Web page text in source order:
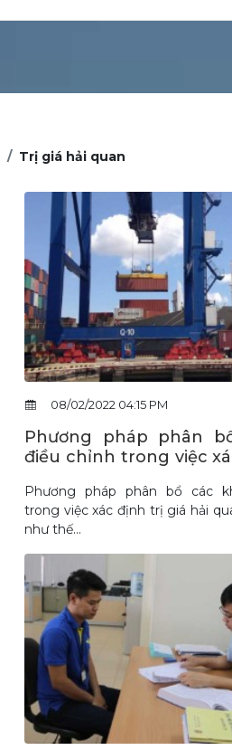
Trị giá hải quan
08/02/2022 04:15 PM
Phương pháp phân
điều chỉnh trong việc
Phương pháp phân bổ các
trong việc xác định trị giá hải
như thế...